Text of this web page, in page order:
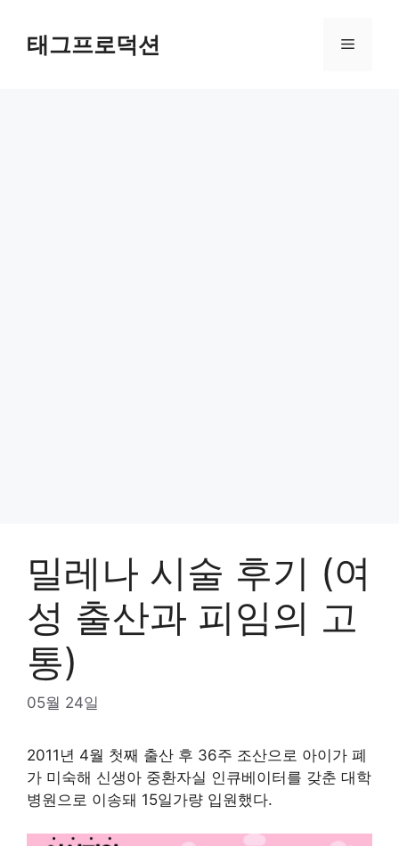
content태그프로덕션 Menu
밀레나 시술 후기 (여
성 출산과 피임의 고
통)
05월 24일
2011년 4월 첫째 출산 후 36주 조산으로 아이가 폐
가 미숙해 신생아 중환자실 인큐베이터를 갖춘 대학
병원으로 이송돼 15일가량 입원했다.